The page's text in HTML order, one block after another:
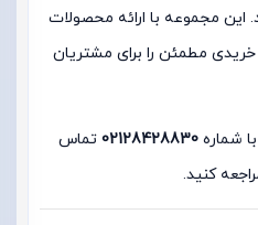
این مجموعه با ارائه محصولات
مطمئن را برای مشتریان
شماره 02128428830 تماس
کنید.